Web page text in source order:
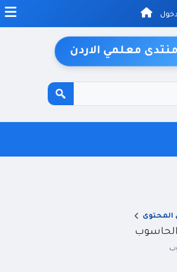
دخول
منتدى معلمي الاردن
المحتوى